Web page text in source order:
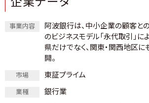
企業データ
事業内容
阿波銀行は、中小企業の顧客と
のビジネスモデル「永代取引」に
県だけでなく、関東・関西地区
開。
市場 東証プライム
業種 銀行業